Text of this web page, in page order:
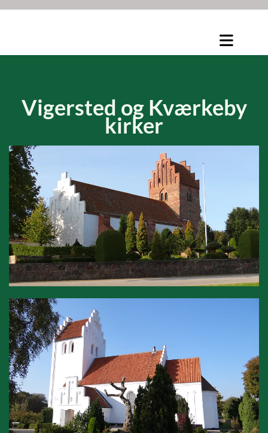
Vigersted og Kværkeby
kirker